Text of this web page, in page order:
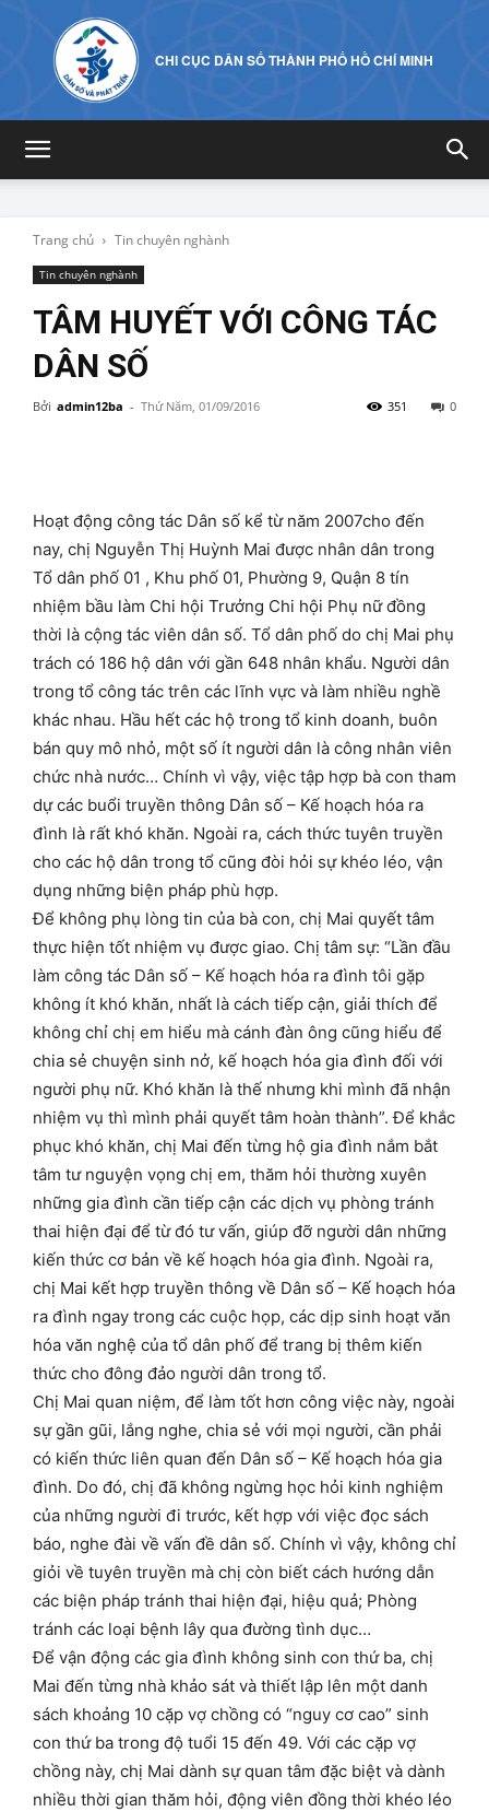
CHI CỤC DÂN SỐ THÀNH PHỐ HỒ CHÍ MINH
Trang chủ Tin chuyên nghành
Tin chuyên nghành
TÂM HUYẾT VỚI CÔNG TÁC
DÂN SỐ
Bởi admin12ba - Thứ Năm, 01/09/2016 0
351
Hoạt động công tác Dân số kể từ năm 2007cho đến
nay, chị Nguyễn Thị Huỳnh Mai được nhân dân trong
Tổ dân phố 01 , Khu phố 01, Phường 9, Quận 8 tín
nhiệm bầu làm Chi hội Trưởng Chi hội Phụ nữ đồng
thời là cộng tác viên dân số. Tổ dân phố do chị Mai phụ
trách có 186 hộ dân với gần 648 nhân khẩu. Người dân
trong tổ công tác trên các lĩnh vực và làm nhiều nghề
khác nhau. Hầu hết các hộ trong tổ kinh doanh, buôn
bán quy mô nhỏ, một số ít người dân là công nhân viên
chức nhà nước… Chính vì vậy, việc tập hợp bà con tham
dự các buổi truyền thông Dân số – Kế hoạch hóa ra
đình là rất khó khăn. Ngoài ra, cách thức tuyên truyền
cho các hộ dân trong tổ cũng đòi hỏi sự khéo léo, vận
dụng những biện pháp phù hợp.
Để không phụ lòng tin của bà con, chị Mai quyết tâm
thực hiện tốt nhiệm vụ được giao. Chị tâm sự: “Lần đầu
làm công tác Dân số – Kế hoạch hóa ra đình tôi gặp
không ít khó khăn, nhất là cách tiếp cận, giải thích để
không chỉ chị em hiểu mà cánh đàn ông cũng hiểu để
chia sẻ chuyện sinh nở, kế hoạch hóa gia đình đối với
người phụ nữ. Khó khăn là thế nhưng khi mình đã nhận
nhiệm vụ thì mình phải quyết tâm hoàn thành”. Để khắc
phục khó khăn, chị Mai đến từng hộ gia đình nắm bắt
tâm tư nguyện vọng chị em, thăm hỏi thường xuyên
những gia đình cần tiếp cận các dịch vụ phòng tránh
thai hiện đại để từ đó tư vấn, giúp đỡ người dân những
kiến thức cơ bản về kế hoạch hóa gia đình. Ngoài ra,
chị Mai kết hợp truyền thông về Dân số – Kế hoạch hóa
ra đình ngay trong các cuộc họp, các dịp sinh hoạt văn
hóa văn nghệ của tổ dân phố để trang bị thêm kiến
thức cho đông đảo người dân trong tổ.
Chị Mai quan niệm, để làm tốt hơn công việc này, ngoài
sự gần gũi, lắng nghe, chia sẻ với mọi người, cần phải
có kiến thức liên quan đến Dân số – Kế hoạch hóa gia
đình. Do đó, chị đã không ngừng học hỏi kinh nghiệm
của những người đi trước, kết hợp với việc đọc sách
báo, nghe đài về vấn đề dân số. Chính vì vậy, không chỉ
giỏi về tuyên truyền mà chị còn biết cách hướng dẫn
các biện pháp tránh thai hiện đại, hiệu quả; Phòng
tránh các loại bệnh lây qua đường tình dục…
Để vận động các gia đình không sinh con thứ ba, chị
Mai đến từng nhà khảo sát và thiết lập lên một danh
sách khoảng 10 cặp vợ chồng có “nguy cơ cao” sinh
con thứ ba trong độ tuổi 15 đến 49. Với các cặp vợ
chồng này, chị Mai dành sự quan tâm đặc biệt và dành
nhiều thời gian thăm hỏi, động viên đồng thời khéo léo